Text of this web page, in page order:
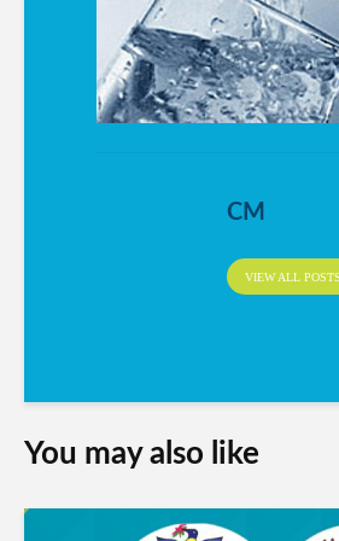
CM
VIEW ALL
You may also like